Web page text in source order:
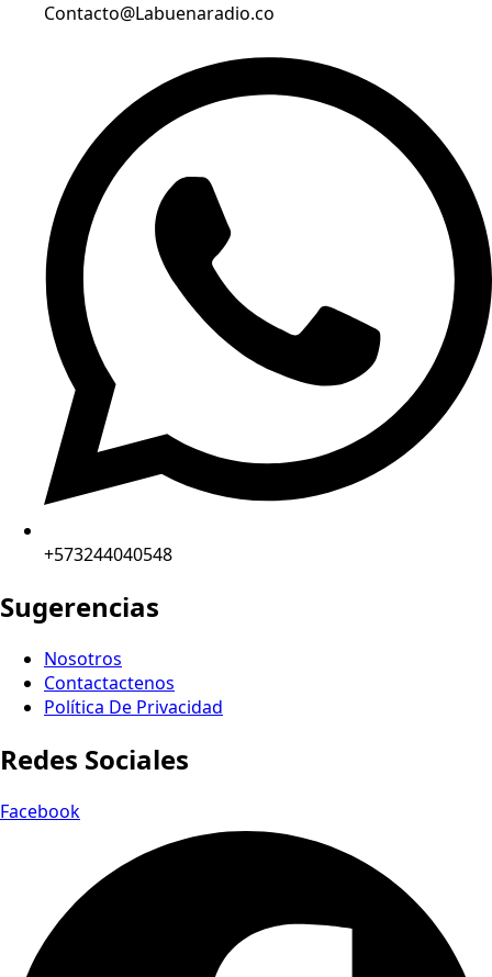
Contacto@Labuenaradio.co
+573244040548
Sugerencias
Nosotros
Contactactenos
Política De Privacidad
Redes Sociales
Facebook